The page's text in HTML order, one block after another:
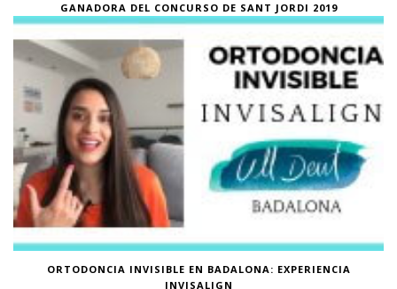
GANADORA DEL CONCURSO DE SANT JORDI 2019
ORTODONCIA INVISIBLE EN BADALONA: EXPERIENCIA
INVISALIGN